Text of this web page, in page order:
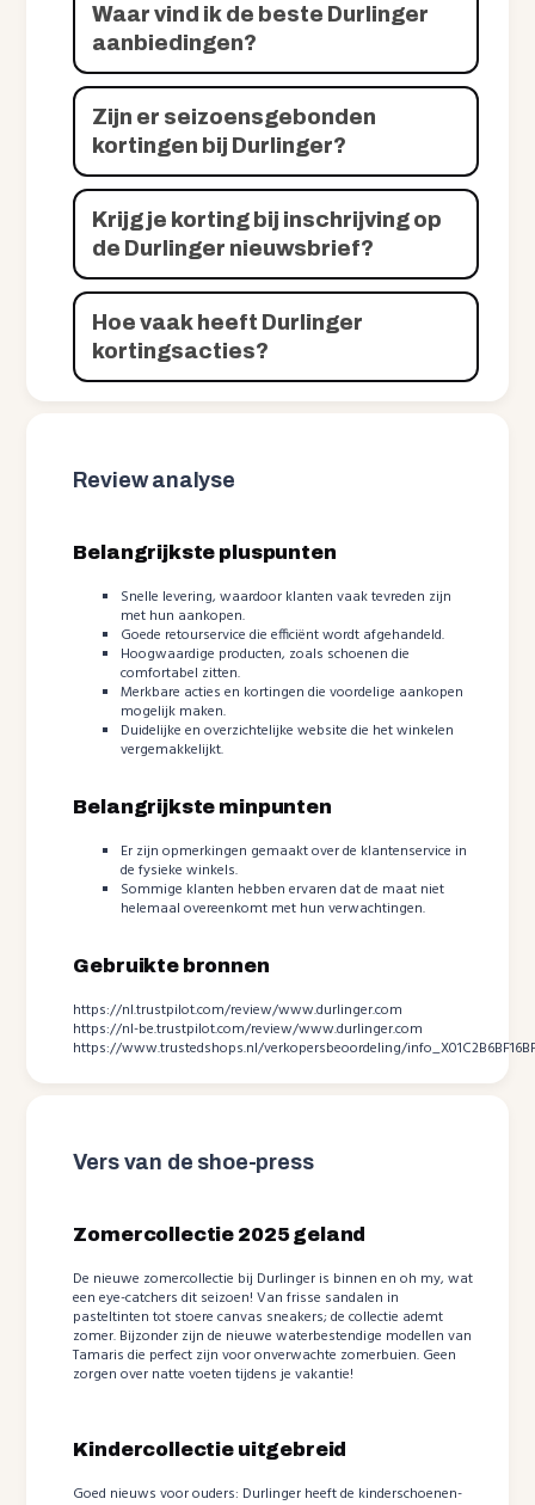
Waar vind ik de beste Durlinger
aanbiedingen?
Zijn er seizoensgebonden
kortingen bij Durlinger?
Krijg je korting bij inschrijving op
de Durlinger nieuwsbrief?
Hoe vaak heeft Durlinger
kortingsacties?
Review analyse
Belangrijkste pluspunten
Snelle levering, waardoor klanten vaak tevreden zijn
met hun aankopen.
Goede retourservice die efficiënt wordt afgehandeld.
Hoogwaardige producten, zoals schoenen die
comfortabel zitten.
Merkbare acties en kortingen die voordelige aankopen
mogelijk maken.
Duidelijke en overzichtelijke website die het winkelen
vergemakkelijkt.
Belangrijkste minpunten
Er zijn opmerkingen gemaakt over de klantenservice in
de fysieke winkels.
Sommige klanten hebben ervaren dat de maat niet
helemaal overeenkomt met hun verwachtingen.
Gebruikte bronnen
https://nl.trustpilot.com/review/www.durlinger.com
https://nl-be.trustpilot.com/review/www.durlinger.com
https://www.trustedshops.nl/verkopersbeoordeling/
Vers van de shoe-press
Zomercollectie 2025 geland
De nieuwe zomercollectie bij Durlinger is binnen en oh my, wat
een eye-catchers dit seizoen! Van frisse sandalen in
pasteltinten tot stoere canvas sneakers; de collectie ademt
zomer. Bijzonder zijn de nieuwe waterbestendige modellen van
Tamaris die perfect zijn voor onverwachte zomerbuien. Geen
zorgen over natte voeten tijdens je vakantie!
Kindercollectie uitgebreid
Goed nieuws voor ouders: Durlinger heeft de kinderschoenen-